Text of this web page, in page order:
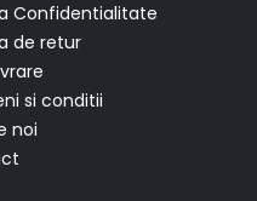
Confidentialitate
de retur
si conditii
noi